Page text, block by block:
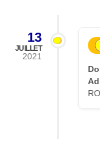
13
JUILLET
2021